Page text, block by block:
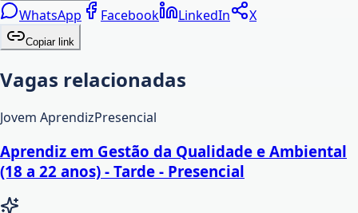
WhatsApp Facebook LinkedIn X
Copiar link
Vagas relacionadas
Jovem AprendizPresencial
Aprendiz em Gestão da Qualidade e Ambiental
(18 a 22 anos) - Tarde - Presencial